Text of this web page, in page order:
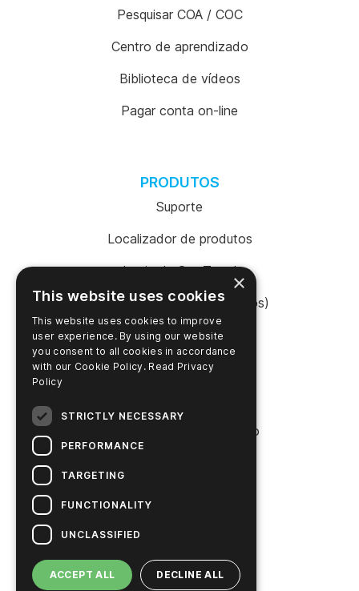
Pesquisar COA / COC
Centro de aprendizado
Biblioteca de vídeos
Pagar conta on-line
PRODUTOS
Suporte
Localizador de produtos
Login da SureTrend
Shop Online (Estados Unidos)
Shop Online (Austrália)
Entre em contato conosco
Soluções sustentáveis
×
This website uses cookies
This website uses cookies to improve
user experience. By using our website
you consent to all cookies in accordance
with our Cookie Policy. Read Privacy
Policy
STRICTLY NECESSARY
PERFORMANCE
TARGETING
FUNCTIONALITY
UNCLASSIFIED
ACCEPT ALL DECLINE ALL